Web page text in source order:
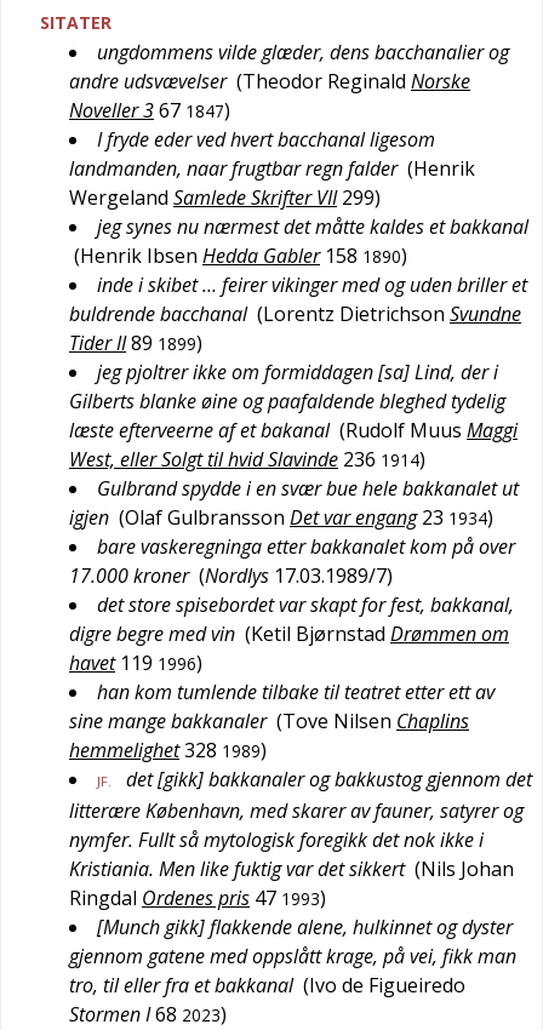
SITATER
ungdommens vilde glæder, dens bacchanalier og
andre udsvævelser (Theodor Reginald Norske
Noveller 367 1847)
I fryde eder ved hvert bacchanal ligesom
landmanden, naar frugtbar regn falder (Henrik
Wergeland Samlede Skrifter VII 299)
jeg synes nu nærmest det måtte kaldes et bakkanal
(Henrik Ibsen Hedda Gabler 158 1890)
inde i skibet … feirer vikinger med og uden briller et
buldrende bacchanal (Lorentz Dietrichson Svundne
Tider II89 1899)
jeg pjoltrer ikke om formiddagen [sa] Lind, der i
Gilberts blanke øine og paafaldende bleghed tydelig
læste efterveerne af et bakanal (Rudolf Muus Maggi
West, eller Solgt til hvid Slavinde 236 1914)
Gulbrand spydde i en svær bue hele bakkanalet ut
igjen (Olaf Gulbransson Det var engang 23 1934)
bare vaskeregninga etter bakkanalet kom på over
17.000 kroner (Nordlys 17.03.1989/7)
det store spisebordet var skapt for fest, bakkanal,
digre begre med vin (Ketil Bjørnstad Drømmen om
havet 119 1996)
han kom tumlende tilbake til teatret etter ett av
sine mange bakkanaler (Tove Nilsen Chaplins
hemmelighet328 1989)
JF.
det [gikk] bakkanaler og bakkustog gjennom det
litterære København, med skarer av fauner, satyrer og
nymfer. Fullt så mytologisk foregikk det nok ikke i
Kristiania. Men like fuktig var det sikkert (Nils Johan
Ringdal Ordenes pris 47 1993)
[Munch gikk] flakkende alene, hulkinnet og dyster
gjennom gatene med oppslått krage, på vei, fikk man
tro, til eller fra et bakkanal (Ivo de Figueiredo
Stormen I68 2023)